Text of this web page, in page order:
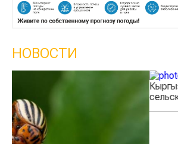
НОВОСТИ
Кыргызстан обошел Казахстан по
сельского хозяйства